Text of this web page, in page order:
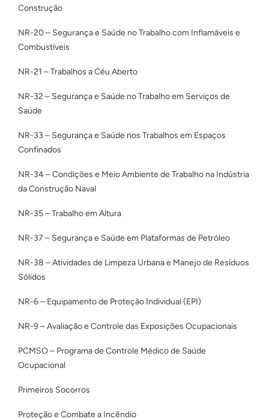
Construção
NR-20 – Segurança e Saúde no Trabalho com Inflamáveis e
Combustíveis
NR-21 – Trabalhos a Céu Aberto
NR-32 – Segurança e Saúde no Trabalho em Serviços de
Saúde
NR-33 – Segurança e Saúde nos Trabalhos em Espaços
Confinados
NR-34 – Condições e Meio Ambiente de Trabalho na Indústria
da Construção Naval
NR-35 – Trabalho em Altura
NR-37 – Segurança e Saúde em Plataformas de Petróleo
NR-38 – Atividades de Limpeza Urbana e Manejo de Resíduos
Sólidos
NR-6 – Equipamento de Proteção Individual (EPI)
NR-9 – Avaliação e Controle das Exposições Ocupacionais
PCMSO – Programa de Controle Médico de Saúde
Ocupacional
Primeiros Socorros
Proteção e Combate a Incêndio